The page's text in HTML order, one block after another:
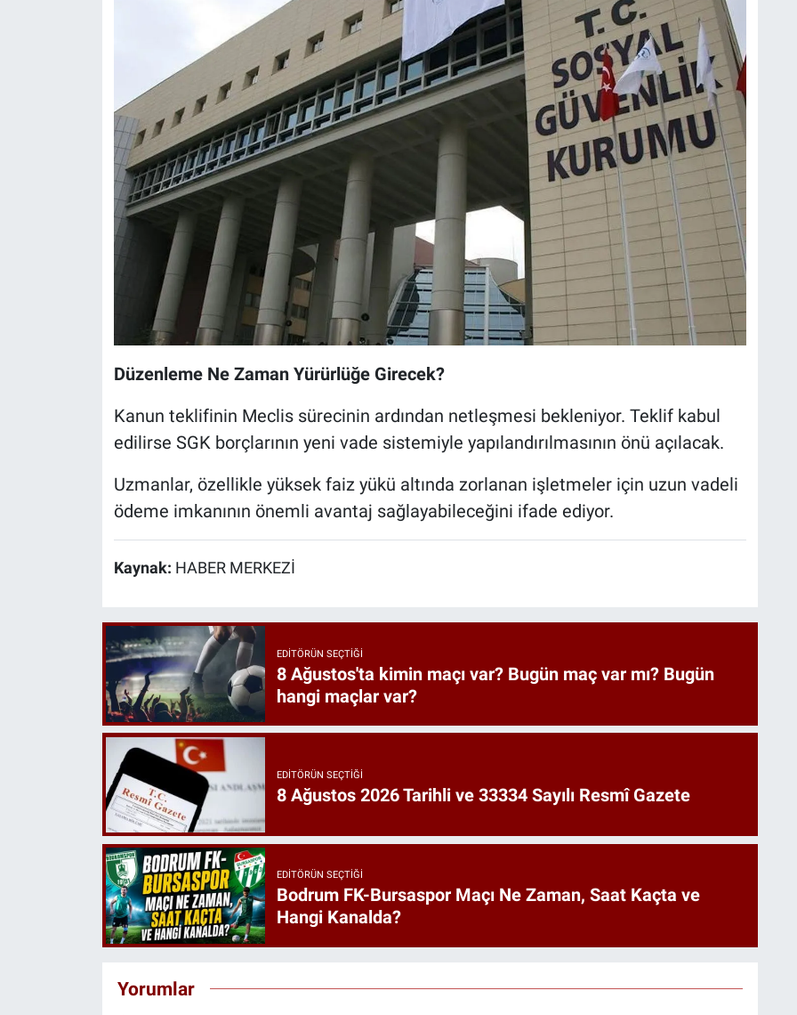
Düzenleme Ne Zaman Yürürlüğe Girecek?
Kanun teklifinin Meclis sürecinin ardından netleşmesi bekleniyor. Teklif kabul
edilirse SGK borçlarının yeni vade sistemiyle yapılandırılmasının önü açılacak.
Uzmanlar, özellikle yüksek faiz yükü altında zorlanan işletmeler için uzun vadeli
ödeme imkanının önemli avantaj sağlayabileceğini ifade ediyor.
Kaynak: HABER MERKEZİ
EDITÖRÜN SEÇTIĞI
8 Ağustos'ta kimin maçı var? Bugün maç var mı? Bugün
hangi maçlar var?
EDITÖRÜN SEÇTIĞI
8 Ağustos 2026 Tarihli ve 33334 Sayılı Resmî Gazete
EDITÖRÜN SEÇTIĞI
Bodrum FK-Bursaspor Maçı Ne Zaman, Saat Kaçta ve
Hangi Kanalda?
Yorumlar